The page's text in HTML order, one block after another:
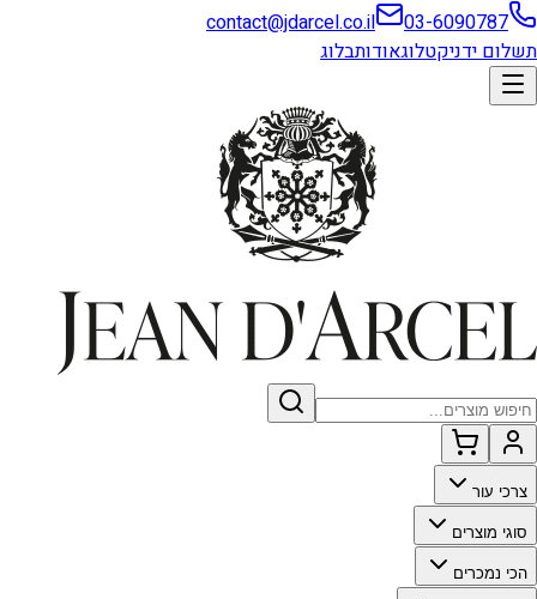
03-6090787
contact@jdarcel.co.il
תשלום ידניקטלוגאודותבלוג
צרכי עור
סוגי מוצרים
הכי נמכרים